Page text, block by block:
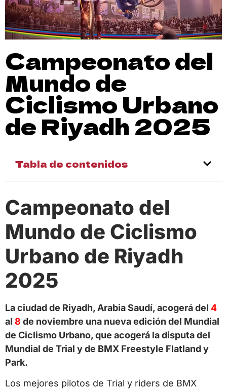
Campeonato del
Mundo de
Ciclismo Urbano
de Riyadh 2025
Tabla de contenidos
Campeonato del
Mundo de Ciclismo
Urbano de Riyadh
2025
La ciudad de Riyadh, Arabia Saudí, acogerá del 4
al 8 de noviembre una nueva edición del Mundial
de Ciclismo Urbano, que acogerá la disputa del
Mundial de Trial y de BMX Freestyle Flatland y
Park.
Los mejores pilotos de Trial y riders de BMX